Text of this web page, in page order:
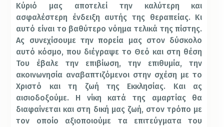
Κύριό μας αποτελεί την καλύτερη και
ασφαλέστερη ένδειξη αυτής της θεραπείας. Κι
αυτό είναι το βαθύτερο νόημα τελικά της πίστης.
Ας συνεχίσουμε την πορεία μας στον δύσκολο
αυτό κόσμο, που διέγραψε το Θεό και στη θέση
Του έβαλε την επιβίωση, την επιθυμία, την
ακοινωνησία αναβαπτιζόμενοι στην σχέση με το
Χριστό και τη ζωή της Εκκλησίας. Και ας
αισιοδοξούμε. Η νίκη κατά της αμαρτίας θα
διαφαίνεται και στη δική μας ζωή, στον τρόπο με
τον οποίο αξιοποιούμε τα επιτεύγματα του